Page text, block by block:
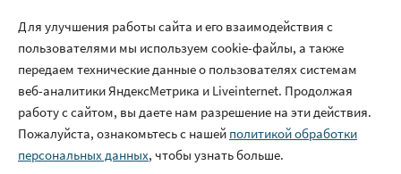
Правила сайта
Политика обработки персональных данных
Размещение рекламы
Контакты
Для улучшения работы сайта и его взаимодействия с
пользователями мы используем cookie-файлы, а также
передаем технические данные о пользователях системам
веб-аналитики ЯндексМетрика и Liveinternet. Продолжая
работу с сайтом, вы даете нам разрешение на эти действия.
Пожалуйста, ознакомьтесь с нашей политикой обработки
персональных данных, чтобы узнать больше.